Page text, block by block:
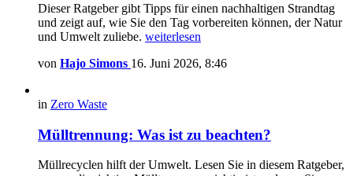
Dieser Ratgeber gibt Tipps für einen nachhaltigen Strandtag
und zeigt auf, wie Sie den Tag vorbereiten können, der Natur
und Umwelt zuliebe. weiterlesen
von Hajo Simons 16. Juni 2026, 8:46
in Zero Waste
Mülltrennung: Was ist zu beachten?
Müllrecyclen hilft der Umwelt. Lesen Sie in diesem Ratgeber,